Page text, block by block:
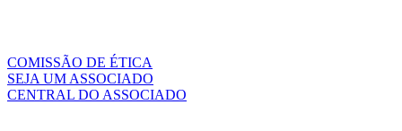
COMISSÃO DE ÉTICA
SEJA UM ASSOCIADO
CENTRAL DO ASSOCIADO